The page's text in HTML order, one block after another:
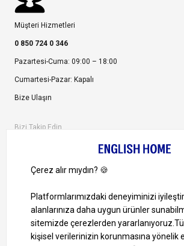
Müşteri Hizmetleri
0 850 724 0 346
Pazartesi-Cuma: 09:00 – 18:00
Cumartesi-Pazar: Kapalı
Bize Ulaşın
Bizi Takip Edin
1000 TL ve Üzeri Alışverişlerinizde Kargo Bedava!